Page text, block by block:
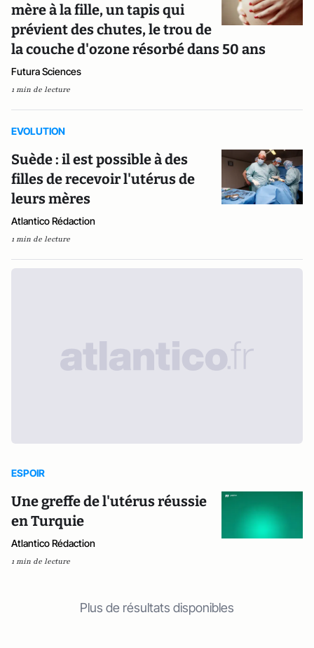
mère à la fille, un tapis qui
prévient des chutes, le trou de
la couche d'ozone résorbé dans 50 ans
Futura Sciences
1 min de lecture
EVOLUTION
Suède : il est possible à des
filles de recevoir l'utérus de
leurs mères
Atlantico Rédaction
1 min de lecture
ESPOIR
Une greffe de l'utérus réussie
en Turquie
Atlantico Rédaction
1 min de lecture
Plus de résultats disponibles